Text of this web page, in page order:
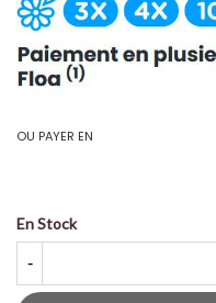
OU PAYER EN
En Stock
-